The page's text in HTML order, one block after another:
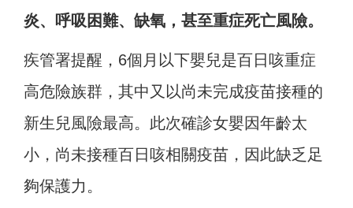
炎、呼吸困難、缺氧，甚至重症死亡風險。
疾管署提醒，6個月以下嬰兒是百日咳重症
高危險族群，其中又以尚未完成疫苗接種的
新生兒風險最高。此次確診女嬰因年齡太
小，尚未接種百日咳相關疫苗，因此缺乏足
夠保護力。